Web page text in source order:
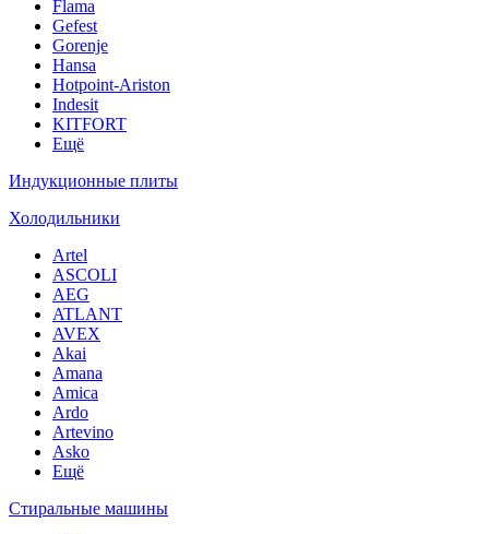
Flama
Gefest
Gorenje
Hansa
Hotpoint-Ariston
Indesit
KITFORT
Ещё
Индукционные плиты
Холодильники
Artel
ASCOLI
AEG
ATLANT
AVEX
Akai
Amana
Amica
Ardo
Artevino
Asko
Ещё
Стиральные машины